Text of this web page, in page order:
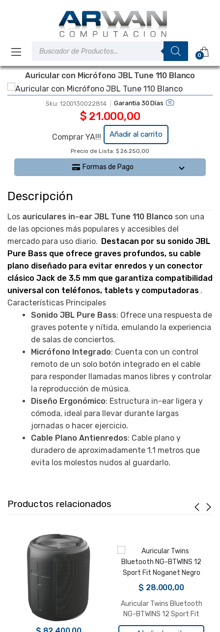
0
Auricular con Micrófono JBL Tune 110 Blanco
Sku: 1200130022814 Garantia 30 Días
$ 21.000,00
Comprar YA!!! Auricular
con
Micrófono
JBL Tune
cantidad
Añadir al carrito
Precio de Lista: $ 26.250,00
Formas de Pago
Descripción
Los auriculares in-ear JBL Tune 110 Blanco son una
de las opciones más populares y accesibles del
mercado para uso diario. Destacan por su sonido JBL
Pure Bass que ofrece graves profundos, su cable
plano diseñado para evitar enredos y un conector
clásico Jack de 3.5 mm que garantiza compatibilidad
universal con teléfonos, tablets y computadoras .
Características Principales
Sonido JBL Pure Bass: Ofrece una respuesta de
graves potente y nítida, emulando la experiencia
de salas de conciertos.
Micrófono Integrado: Cuenta con un control
remoto de un solo botón integrado en el cable
para responder llamadas manos libres y controlar
la reproducción de música.
Diseño Ergonómico: Estructura in-ear ligera y
cómoda, ideal para llevar durante largas
jornadas o hacer ejercicio.
Cable Plano Antienredos: Cable plano y
duradero de aproximadamente 1.1 metros que
evita los molestos nudos al guardarlo.
Productos relacionados
$ 28.000,00
Auricular Twins Bluetooth
NG-BTWINS 12 Sport Fit
Noganet Negro